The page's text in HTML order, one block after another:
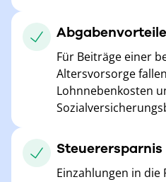
Abgabenvorteile
Für Beiträge einer
Altersvorsorge
Lohnnebenkosten
Einzahlungen in die